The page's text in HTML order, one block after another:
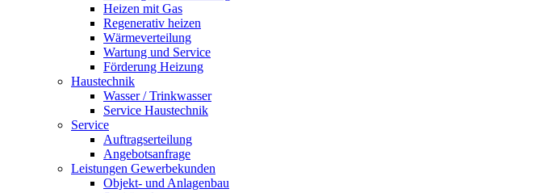
Heizen mit Gas
Regenerativ heizen
Wärmeverteilung
Wartung und Service
Förderung Heizung
Haustechnik
Wasser / Trinkwasser
Service Haustechnik
Service
Auftragserteilung
Angebotsanfrage
Leistungen Gewerbekunden
Objekt- und Anlagenbau